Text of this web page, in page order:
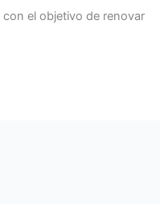
el objetivo de renovar